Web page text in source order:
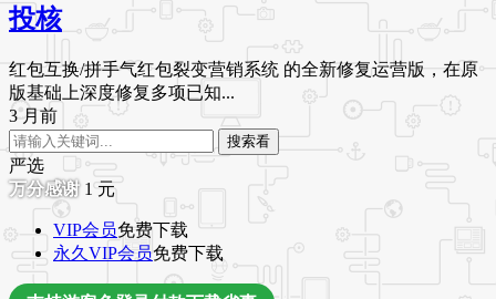
投核
红包互换/拼手气红包裂变营销系统 的全新修复运营版，在原
版基础上深度修复多项已知...
3 月前
搜索看
严选
1 元
VIP会员免费下载
永久VIP会员免费下载